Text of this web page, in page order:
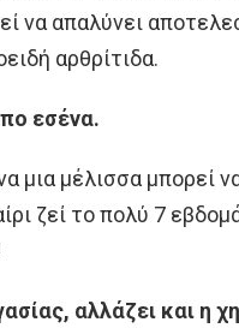
να απαλύνει
αρθρίτιδα.
εσένα.
μια μέλισσα μπορεί
ζεί το πολύ 7
αλλάζει και η